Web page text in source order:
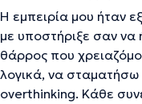
Η εμπειρία μου ήταν
με υποστήριξε σαν να
θάρρος που
λογικά, να σταματήσω
overthinking. Κάθε